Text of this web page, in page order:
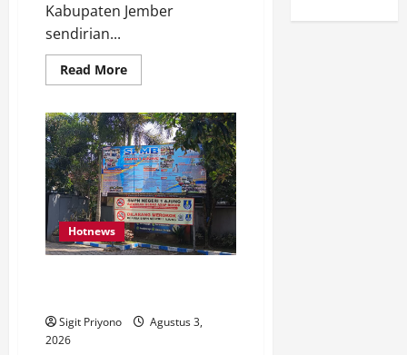
Kabupaten Jember
sendirian...
Read MoreRead
more
Sendirian,
Waka
Ombudsman
Jelaskan
Maksud
Kedatangannya
ke
Jember
Hotnews
Sigit Priyono
Agustus 3,
2026